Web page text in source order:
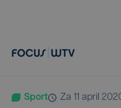
Sport za 11 april